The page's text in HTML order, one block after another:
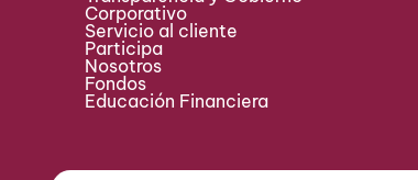
Corporativo
Servicio al cliente
Participa ​
Nosotros
Fondos
Educación Financiera